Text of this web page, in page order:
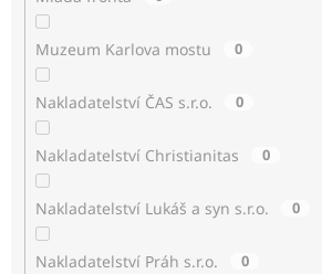
Muzeum Karlova mostu 0
Nakladatelství ČAS s.r.o. 0
Nakladatelství Christianitas 0
Nakladatelství Lukáš a syn s.r.o. 0
Nakladatelství Práh s.r.o. 0